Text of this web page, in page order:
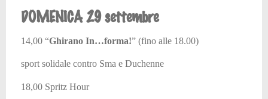
DOMENICA 29 settembre
14,00 “Ghirano In…forma!” (fino alle 18.00)
sport solidale contro Sma e Duchenne
18,00 Spritz Hour